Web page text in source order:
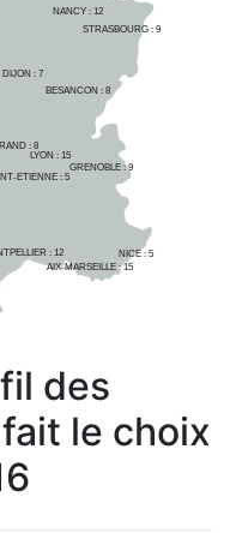
AIX-MARSEILLE : 15
BESANCON : 8
: 8
DIJON : 7
GRENOBLE : 9
LYON : 15
: 12
NANCY : 12
NICE : 5
ETIENNE : 5
STRASBOURG : 9
des
le choix